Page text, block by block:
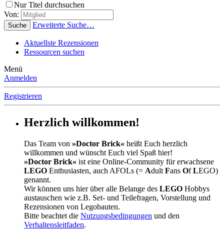
Nur Titel durchsuchen
Von:
Suche Erweiterte Suche…
Aktuellste Rezensionen
Ressourcen suchen
Menü
Anmelden
Registrieren
Herzlich willkommen!
Das Team von »Doctor Brick« heißt Euch herzlich
willkommen und wünscht Euch viel Spaß hier!
»Doctor Brick« ist eine Online-Community für erwachsene
LEGO Enthusiasten, auch AFOLs (= Adult Fans OfLEGO)
genannt.
Wir können uns hier über alle Belange des LEGO Hobbys
austauschen wie z.B. Set- und Teilefragen, Vorstellung und
Rezensionen von Legobauten.
Bitte beachtet die Nutzungsbedingungen und den
Verhaltensleitfaden.